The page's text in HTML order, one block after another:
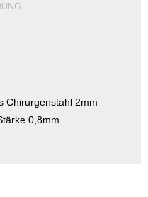
Chirurgenstahl 2mm
0,8mm